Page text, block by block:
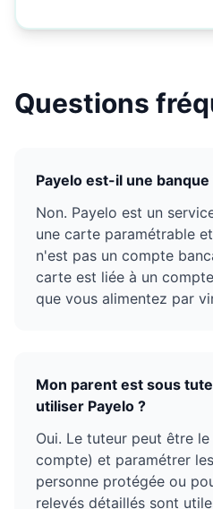
Questions
Payelo est-il une banque
Non. Payelo est un
une carte paramétrable
n'est pas un compte
carte est liée à un
que vous alimentez par
Mon parent est sous
utiliser Payelo ?
Oui. Le tuteur peut être
compte) et paramétrer
personne protégée ou
relevés détaillés sont